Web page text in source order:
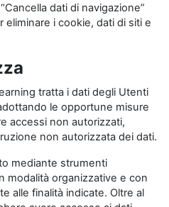
dati di navigazione”
i cookie, dati di siti e
tratta i dati degli Utenti
le opportune misure
accessi non autorizzati,
non autorizzata dei dati.
mediante strumenti
modalità organizzative e con
alle finalità indicate. Oltre al